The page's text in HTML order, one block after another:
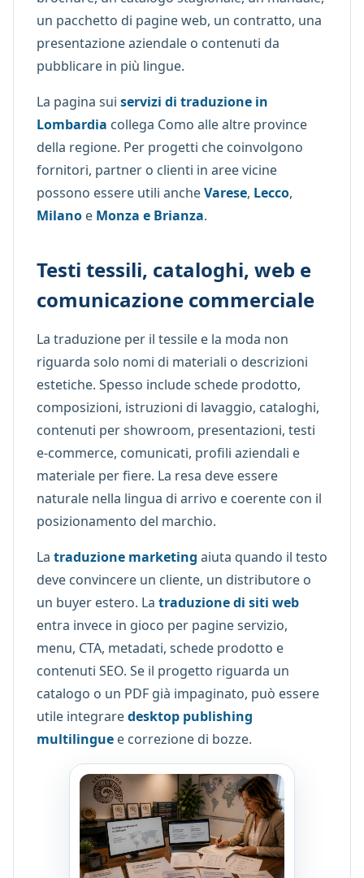
un pacchetto di pagine web, un contratto, una
presentazione aziendale o contenuti da
pubblicare in più lingue.
La pagina sui servizi di traduzione in
Lombardia collega Como alle altre province
della regione. Per progetti che coinvolgono
fornitori, partner o clienti in aree vicine
possono essere utili ancheVarese, Lecco,
Milano e Monza e Brianza.
Testi tessili, cataloghi, web e
comunicazione commerciale
La traduzione per il tessile e la moda non
riguarda solo nomi di materiali o descrizioni
estetiche. Spesso include schede prodotto,
composizioni, istruzioni di lavaggio, cataloghi,
contenuti per showroom, presentazioni, testi
e-commerce, comunicati, profili aziendali e
materiale per fiere. La resa deve essere
naturale nella lingua di arrivo e coerente con il
posizionamento del marchio.
La traduzione marketing aiuta quando il testo
deve convincere un cliente, un distributore o
un buyer estero. La traduzione di siti web
entra invece in gioco per pagine servizio,
menu, CTA, metadati, schede prodotto e
contenuti SEO. Se il progetto riguarda un
catalogo o un PDF già impaginato, può essere
utile integraredesktop publishing
multilingue e correzione di bozze.